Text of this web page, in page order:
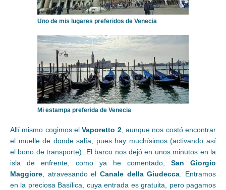
Uno de mis lugares preferidos de Venecia
Mi estampa preferida de Venecia
Allí mismo cogimos elVaporetto 2, aunque nos costó encontrar
el muelle de donde salía, pues hay muchísimos (activando así
el bono de transporte). El barco nos dejó en unos minutos en la
isla de enfrente, como ya he comentado, San Giorgio
Maggiore, atravesando el Canale della Giudecca. Entramos
en la preciosa Basílica, cuya entrada es gratuita, pero pagamos